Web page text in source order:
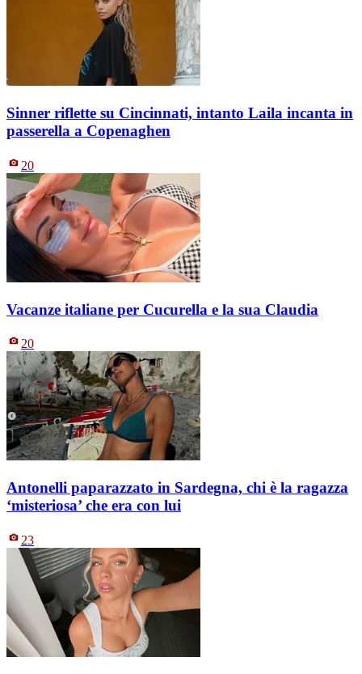
Sinner riflette su Cincinnati, intanto Laila incanta in
passerella a Copenaghen
20
Vacanze italiane per Cucurella e la sua Claudia
20
Antonelli paparazzato in Sardegna, chi è la ragazza
‘misteriosa’ che era con lui
23